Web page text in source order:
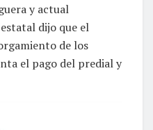
y actual
dijo que el
de los
el pago del predial y